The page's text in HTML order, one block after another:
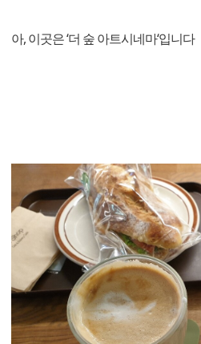
아, 이곳은 ‘더 숲 아트시네마‘입니다